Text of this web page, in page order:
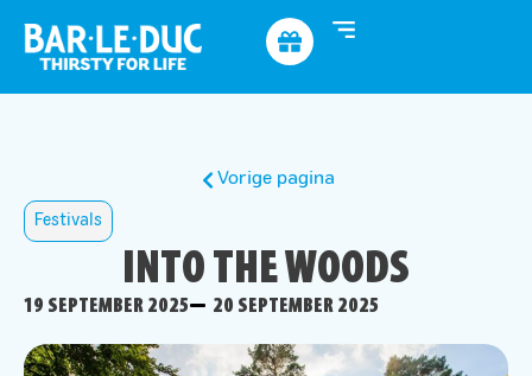
Vorige pagina
Festivals
INTO THE WOODS
19 SEPTEMBER 2025 20 SEPTEMBER 2025